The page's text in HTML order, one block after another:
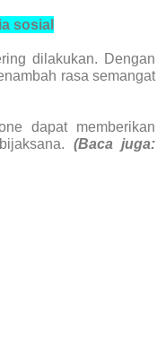
sosial
dilakukan. Dengan
rasa semangat
dapat memberikan
(Baca juga: